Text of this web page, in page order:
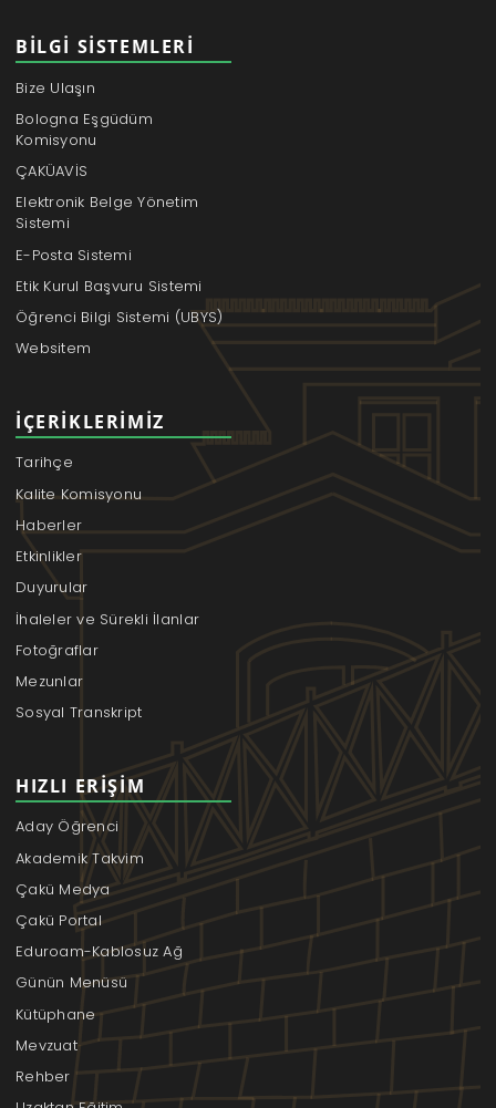
BILGI SISTEMLERI
Bize Ulaşın
Bologna Eşgüdüm
Komisyonu
ÇAKÜAVİS
Elektronik Belge Yönetim
Sistemi
E-Posta Sistemi
Etik Kurul Başvuru Sistemi
Öğrenci Bilgi Sistemi (UBYS)
Websitem
İÇERIKLERIMIZ
Tarihçe
Kalite Komisyonu
Haberler
Etkinlikler
Duyurular
İhaleler ve Sürekli İlanlar
Fotoğraflar
Mezunlar
Sosyal Transkript
HIZLI ERIŞIM
Aday Öğrenci
Akademik Takvim
Çakü Medya
Çakü Portal
Eduroam-Kablosuz Ağ
Günün Menüsü
Kütüphane
Mevzuat
Rehber